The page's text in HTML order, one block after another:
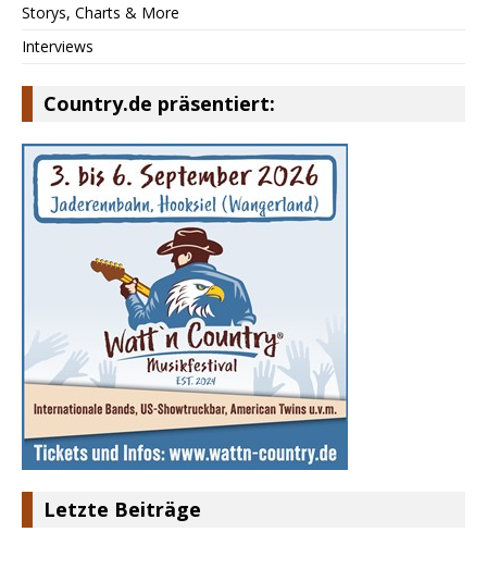
Storys, Charts & More
Interviews
Country.de präsentiert:
Letzte Beiträge